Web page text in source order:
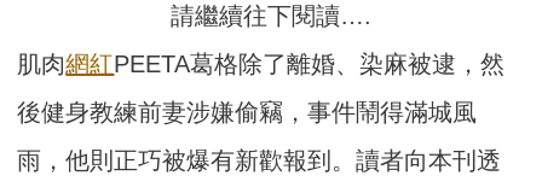
請繼續往下閱讀….
肌肉網紅PEETA葛格除了離婚、染麻被逮，然
後健身教練前妻涉嫌偷竊，事件鬧得滿城風
雨，他則正巧被爆有新歡報到。讀者向本刊透